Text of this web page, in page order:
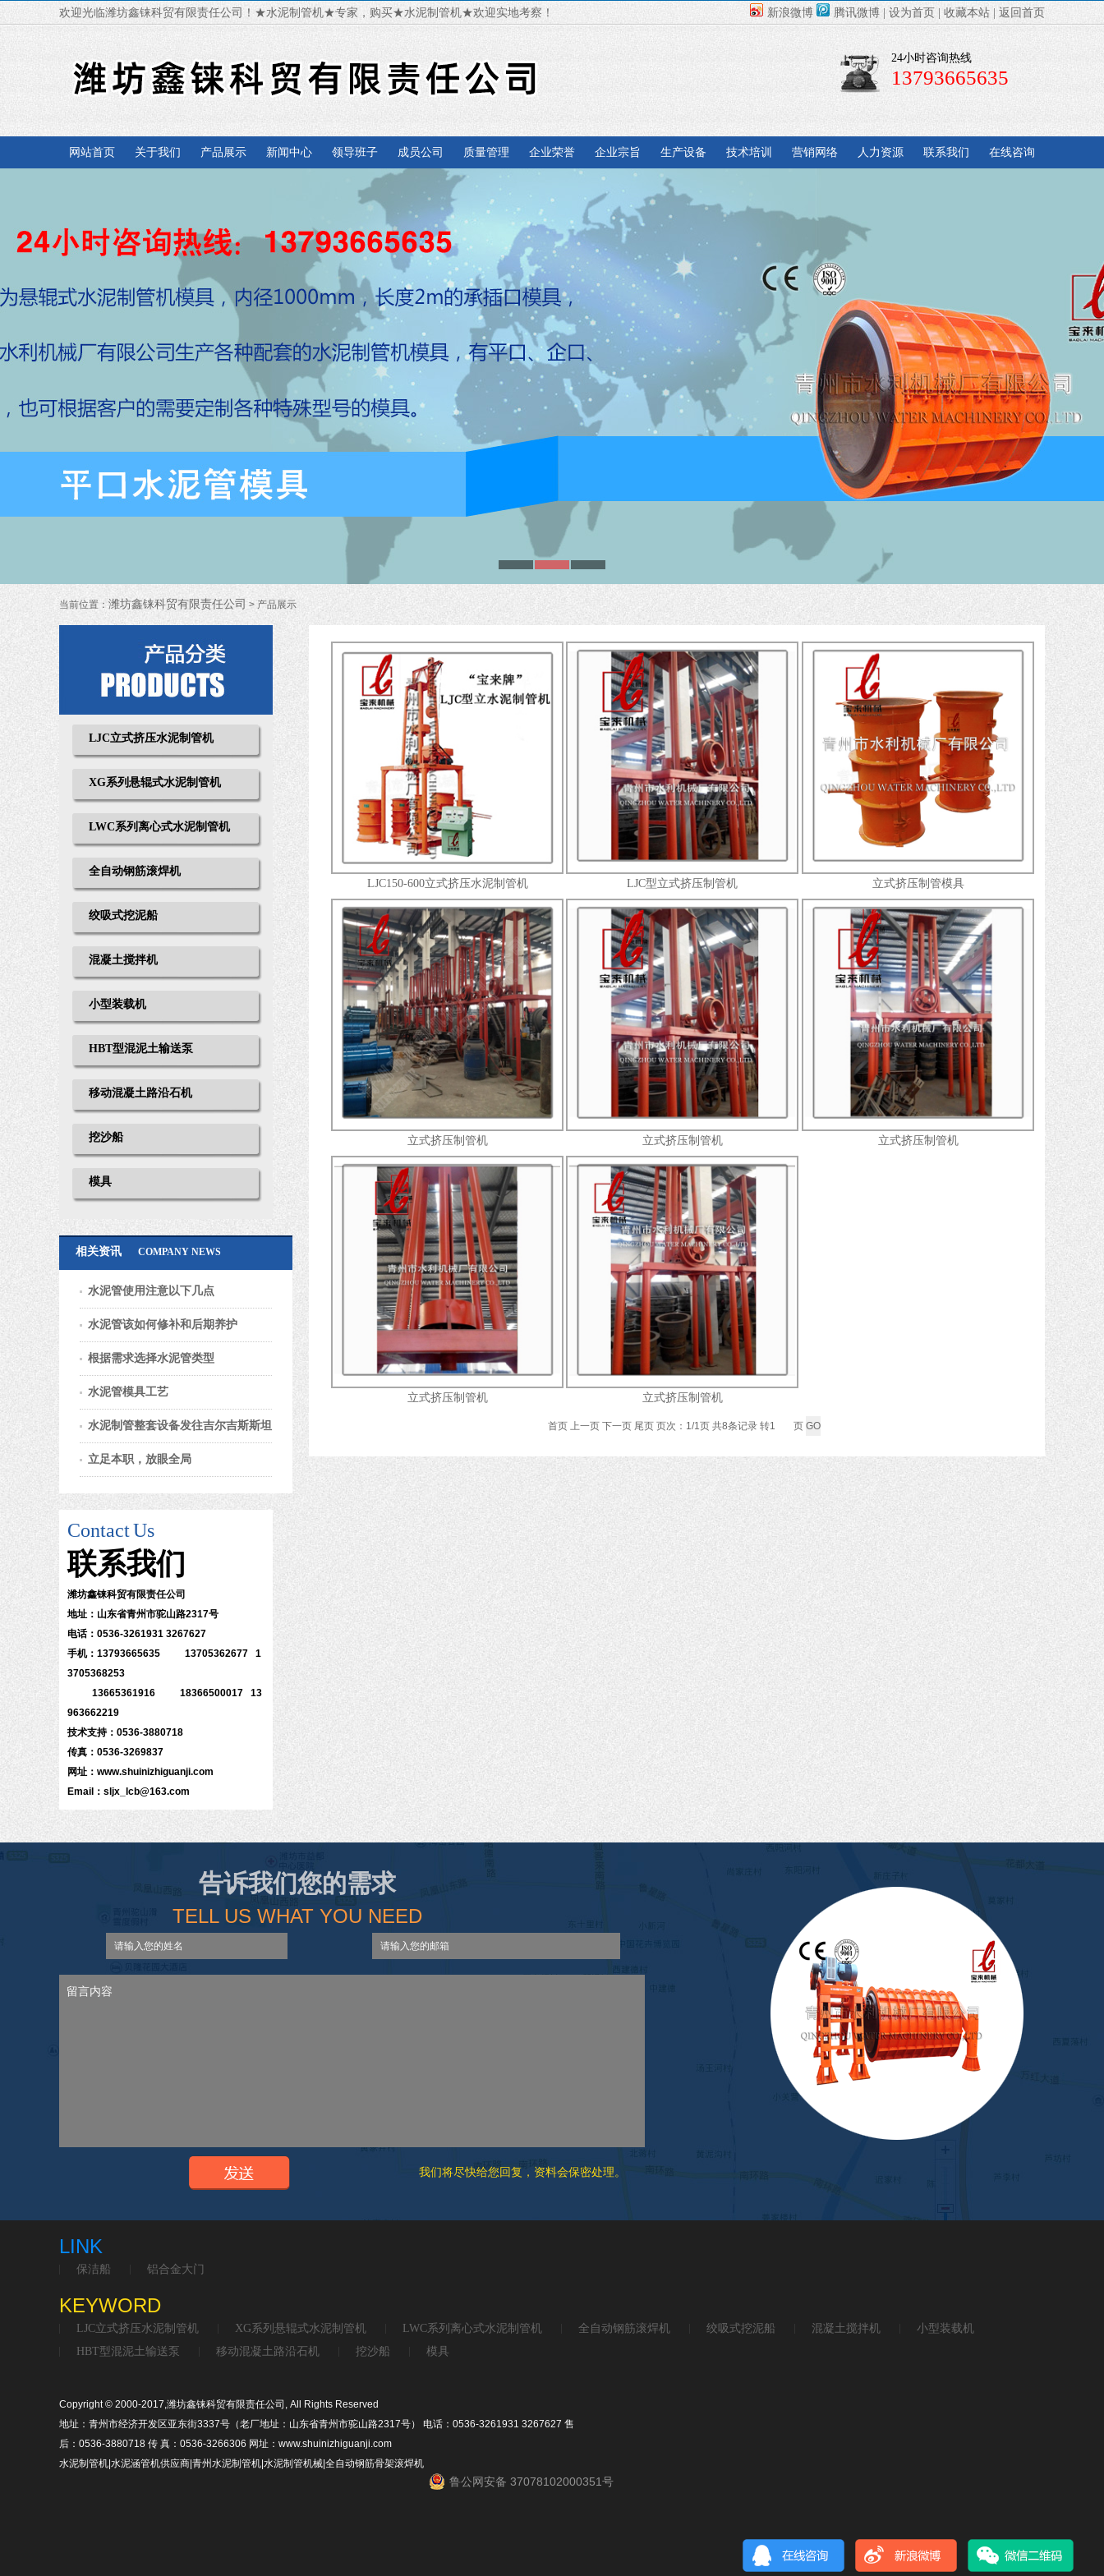
欢迎光临潍坊鑫铼科贸有限责任公司！★水泥制管机★专家，购买★水泥制管机★欢迎实地考察！ 新浪微博 腾讯微博 设为首页 收藏本站 返回首页
24小时咨询热线
13793665635
网站首页 关于我们 产品展示 新闻中心 领导班子 成员公司 质量管理 企业荣誉 企业宗旨 生产设备 技术培训 营销网络 人力资源 联系我们 在线咨询
2
当前位置：潍坊鑫铼科贸有限责任公司 > 产品展示
LJC立式挤压水泥制管机
XG系列悬辊式水泥制管机
LWC系列离心式水泥制管机
全自动钢筋滚焊机
绞吸式挖泥船
混凝土搅拌机
小型装载机
HBT型混泥土输送泵
移动混凝土路沿石机
挖沙船
模具
相关资讯 COMPANY NEWS
水泥管使用注意以下几点
水泥管该如何修补和后期养护
根据需求选择水泥管类型
水泥管模具工艺
水泥制管整套设备发往吉尔吉斯斯坦
立足本职，放眼全局
ContactUs
联系我们
潍坊鑫铼科贸有限责任公司
地址：山东省青州市驼山路2317号
电话：0536-3261931 3267627
手机：13793665635 13705362677 1
3705368253
13665361916 18366500017 13
963662219
技术支持：0536-3880718
传真：0536-3269837
网址：www.shuinizhiguanji.com
Email：sljx_lcb@163.com
LJC150-600立式挤压水泥制管机 LJC型立式挤压制管机 立式挤压制管模具
立式挤压制管机 立式挤压制管机 立式挤压制管机
立式挤压制管机 立式挤压制管机
首页 上一页 下一页 尾页 页次：1/1页 共8条记录 转 页
告诉我们您的需求
TELL US WHAT YOU NEED
我们将尽快给您回复，资料会保密处理。
LINK
保洁船 铝合金大门
KEYWORD
LJC立式挤压水泥制管机 XG系列悬辊式水泥制管机 LWC系列离心式水泥制管机 全自动钢筋滚焊机 绞吸式挖泥船 混凝土搅拌机
小型装载机
HBT型混泥土输送泵
移动混凝土路沿石机 挖沙船 模具
Copyright © 2000-2017,潍坊鑫铼科贸有限责任公司, All Rights Reserved
地址：青州市经济开发区亚东街3337号（老厂地址：山东省青州市驼山路2317号） 电话：0536-3261931 3267627 售
后：0536-3880718 传 真：0536-3266306 网址：www.shuinizhiguanji.com
水泥制管机|水泥涵管机供应商|青州水泥制管机|水泥制管机械|全自动钢筋骨架滚焊机
鲁公网安备 37078102000351号